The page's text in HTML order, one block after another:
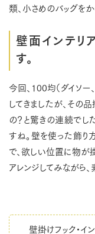
類、小さめのバッグを
壁面インテリ
す。
今回、100均（ダイソー
してきましたが、その
の？と驚きの連続でし
すね。壁を使った飾り
で、欲しい位置に物が
アレンジしてみながら
壁掛けフック・イ